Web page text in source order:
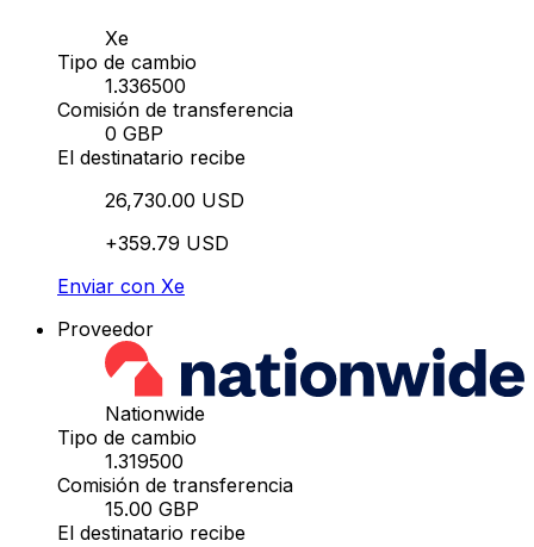
Xe
Tipo de cambio
1.336500
Comisión de transferencia
0 GBP
El destinatario recibe
26,730.00 USD
+359.79 USD
Enviar con Xe
Proveedor
Nationwide
Tipo de cambio
1.319500
Comisión de transferencia
15.00 GBP
El destinatario recibe